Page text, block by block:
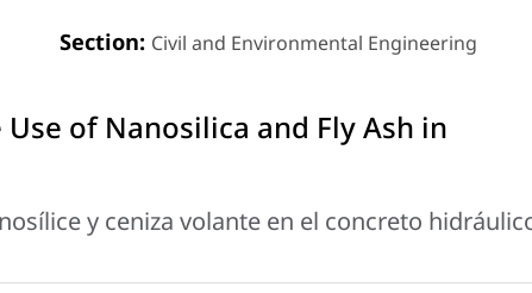
Section: Civil and Environmental Engineering
of Nanosilica and Fly Ash in
y ceniza volante en el concreto